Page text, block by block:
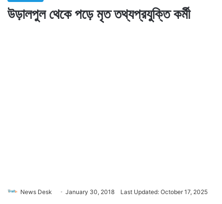
উড়ালপুল থেকে পড়ে মৃত তথ্যপ্রযুক্তি কর্মী
News Desk January 30, 2018 Last Updated: October 17, 2025